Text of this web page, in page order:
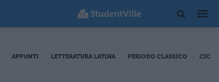
APPUNTI LETTERATURA LATINA PERIODO CLASSICO